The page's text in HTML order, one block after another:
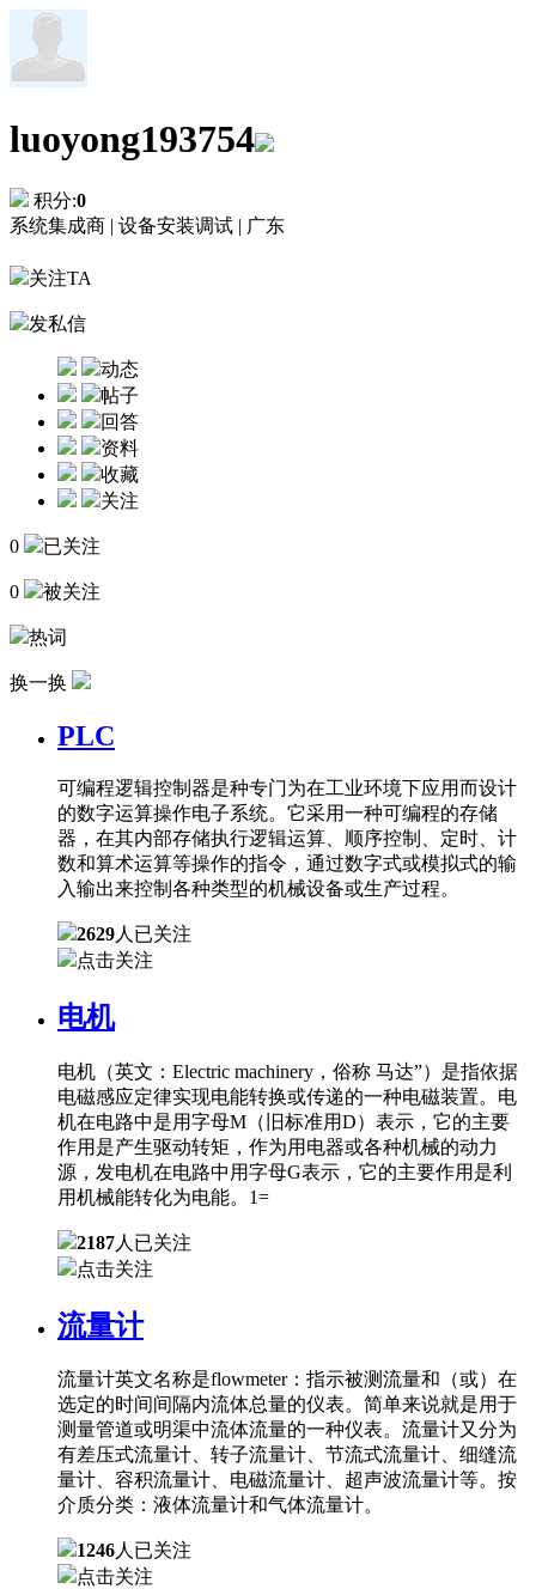
luoyong193754
积分:0
系统集成商 | 设备安装调试 | 广东
关注TA
发私信
动态
帖子
回答
资料
收藏
关注
0 已关注
0 被关注
热词
换一换
PLC
可编程逻辑控制器是种专门为在工业环境下应用而设计
的数字运算操作电子系统。它采用一种可编程的存储
器，在其内部存储执行逻辑运算、顺序控制、定时、计
数和算术运算等操作的指令，通过数字式或模拟式的输
入输出来控制各种类型的机械设备或生产过程。
2629人已关注
点击关注
电机
电机（英文：Electric machinery，俗称 马达”）是指依据
电磁感应定律实现电能转换或传递的一种电磁装置。电
机在电路中是用字母M（旧标准用D）表示，它的主要
作用是产生驱动转矩，作为用电器或各种机械的动力
源，发电机在电路中用字母G表示，它的主要作用是利
用机械能转化为电能。1=
2187人已关注
点击关注
流量计
流量计英文名称是flowmeter：指示被测流量和（或）在
选定的时间间隔内流体总量的仪表。简单来说就是用于
测量管道或明渠中流体流量的一种仪表。流量计又分为
有差压式流量计、转子流量计、节流式流量计、细缝流
量计、容积流量计、电磁流量计、超声波流量计等。按
介质分类：液体流量计和气体流量计。
1246人已关注
点击关注